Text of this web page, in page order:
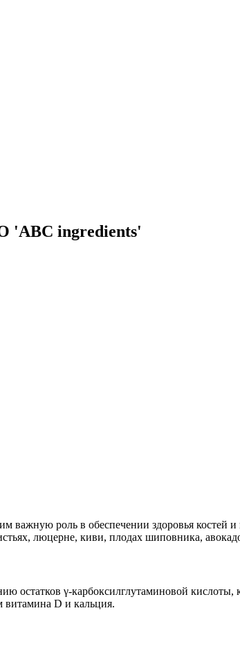
'ABC ingredients'
роль в обеспечении здоровья костей
люцерне, киви, плодах шиповника,
остатков γ-карбоксилглутаминовой
витамина D и кальция.